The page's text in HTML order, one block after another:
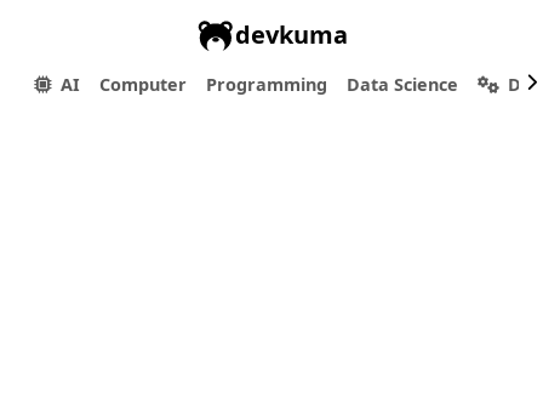
devkuma
AI Computer Programming Data Science